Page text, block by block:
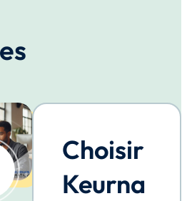
Choisir
Keurna